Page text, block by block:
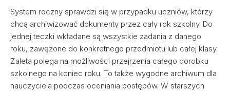
System roczny sprawdzi się w przypadku uczniów, którzy
chcą archiwizować dokumenty przez cały rok szkolny. Do
jednej teczki wkładane są wszystkie zadania z danego
roku, zawężone do konkretnego przedmiotu lub całej klasy.
Zaleta polega na możliwości przejrzenia całego dorobku
szkolnego na koniec roku. To także wygodne archiwum dla
nauczyciela podczas oceniania postępów. W starszych